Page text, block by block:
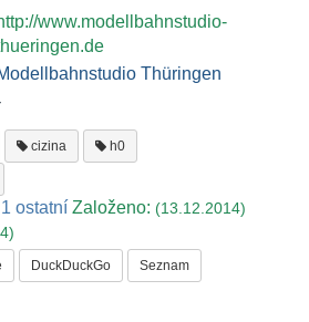
www.modellbahnstudio-
Thüringen
cizina h0
1 ostatní Založeno:(13.12.2014)
DuckDuckGo Seznam